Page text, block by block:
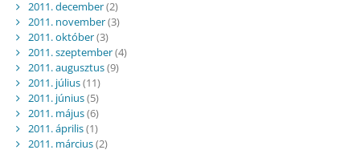
2011. december(2)
2011. november(3)
2011. október(3)
2011. szeptember(4)
2011. augusztus(9)
2011. július(11)
2011. június(5)
2011. május(6)
2011. április(1)
2011. március(2)